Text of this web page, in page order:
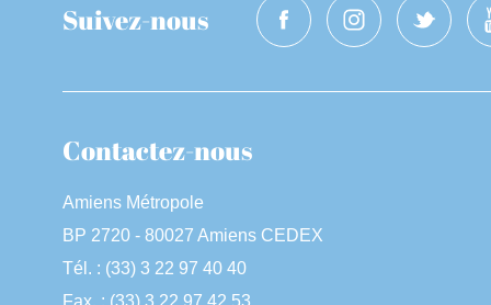
Suivez-nous
Contactez-nous
Amiens Métropole
BP 2720 - 80027 Amiens CEDEX
Tél. : (33) 3 22 97 40 40
Fax. : (33) 3 22 97 42 53